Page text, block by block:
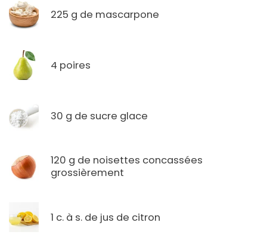
225 g de mascarpone
4 poires
30 g de sucre glace
120 g de noisettes concassées
grossièrement
1 c. à s. de jus de citron